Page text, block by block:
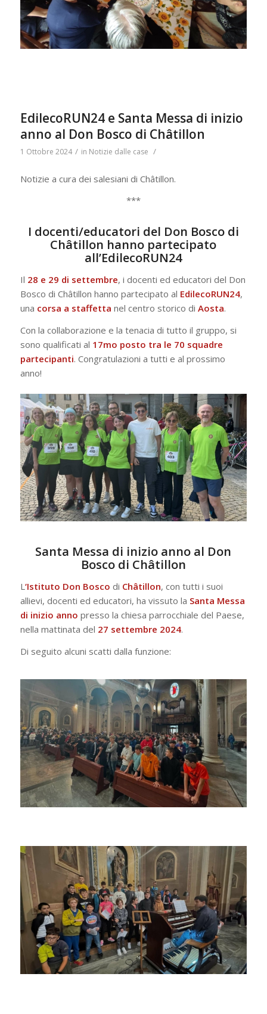
EdilecoRUN24 e Santa Messa di inizio
anno al Don Bosco di Châtillon
1 Ottobre 2024 / in Notizie dalle case /
Notizie a cura dei salesiani di Châtillon.
***
I docenti/educatori del Don Bosco di
Châtillon hanno partecipato
all’EdilecoRUN24
Il 28 e 29 di settembre, i docenti ed educatori del Don
Bosco di Châtillon hanno partecipato al EdilecoRUN24,
una corsa a staffetta nel centro storico di Aosta.
Con la collaborazione e la tenacia di tutto il gruppo, si
sono qualificati al 17mo posto tra le 70 squadre
partecipanti. Congratulazioni a tutti e al prossimo
anno!
Santa Messa di inizio anno al Don
Bosco di Châtillon
L ‘Istituto Don Bosco di Châtillon, con tutti i suoi
allievi, docenti ed educatori, ha vissuto la Santa Messa
di inizio anno presso la chiesa parrocchiale del Paese,
nella mattinata del 27 settembre 2024.
Di seguito alcuni scatti dalla funzione: